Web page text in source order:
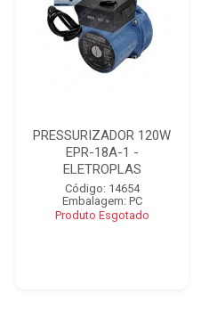
PRESSURIZADOR 120W
EPR-18A-1 -
ELETROPLAS
Código: 14654
Embalagem: PC
Produto Esgotado